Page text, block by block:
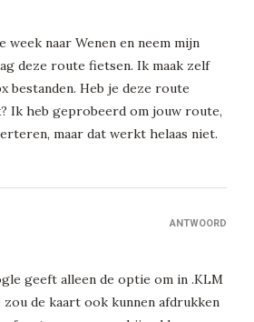
week naar Wenen en neem mijn
deze route fietsen. Ik maak zelf
bestanden. Heb je deze route
Ik heb geprobeerd om jouw route,
maar dat werkt helaas niet.
geeft alleen de optie om in .KLM
zou de kaart ook kunnen afdrukken
ANTWOORD